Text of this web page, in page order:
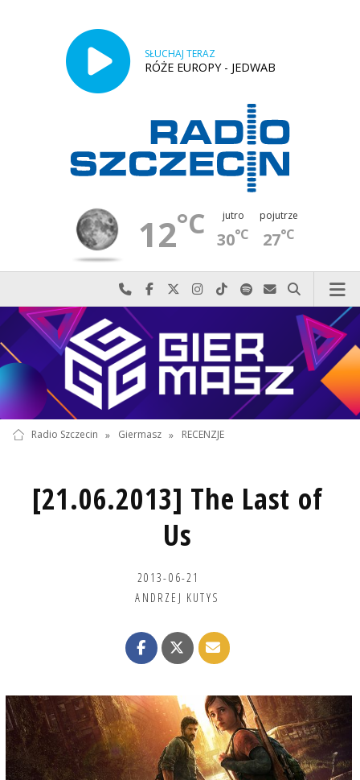
SŁUCHAJ TERAZ
RÓŻE EUROPY - JEDWAB
12°C jutro
30°C
pojutrze
27°C
Najlepiej po prostu do nas zadzwoń
Odwiedź nas na Facebook-u
Odwiedź nas na X
Odwiedź nas na Instagram-ie
Odwiedź nas na TikTok-u
Szukaj nas na Spotify
Wyślij do nas
Szukaj
Radio Szczecin » Giermasz » RECENZJE
[21.06.2013] The Last of
Us
2013-06-21
ANDRZEJ KUTYS